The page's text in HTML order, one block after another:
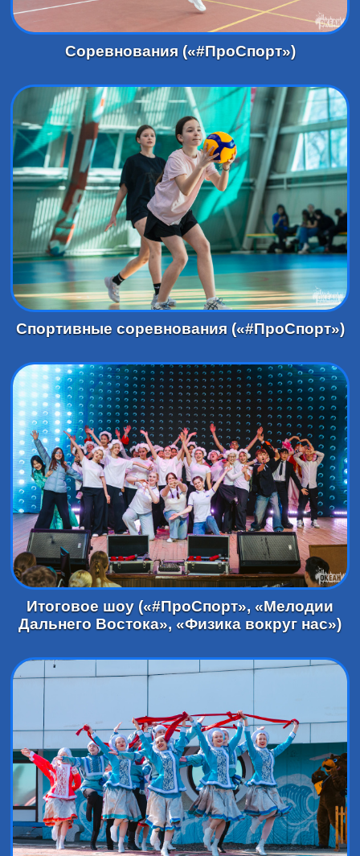
Соревнования («#ПроСпорт»)
Спортивные соревнования («#ПроСпорт»)
Итоговое шоу («#ПроСпорт», «Мелодии
Дальнего Востока», «Физика вокруг нас»)